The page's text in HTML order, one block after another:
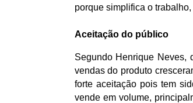
porque simplifica o
Aceitação do público
Segundo Henrique
vendas do produto
forte aceitação pois tem
vende em volume,